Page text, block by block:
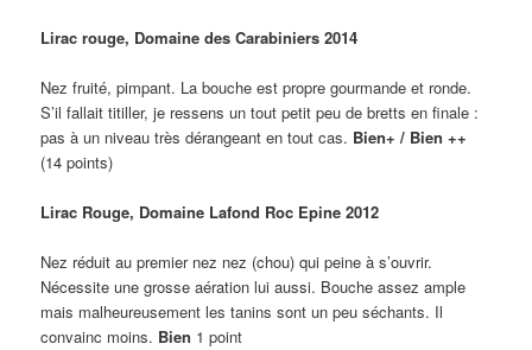
Lirac rouge, Domaine des Carabiniers 2014
Nez fruité, pimpant. La bouche est propre gourmande et ronde.
S’il fallait titiller, je ressens un tout petit peu de bretts en finale :
pas à un niveau très dérangeant en tout cas. Bien+ / Bien ++
(14 points)
Lirac Rouge, Domaine Lafond Roc Epine 2012
Nez réduit au premier nez nez (chou) qui peine à s’ouvrir.
Nécessite une grosse aération lui aussi. Bouche assez ample
mais malheureusement les tanins sont un peu séchants. Il
convainc moins. Bien 1 point